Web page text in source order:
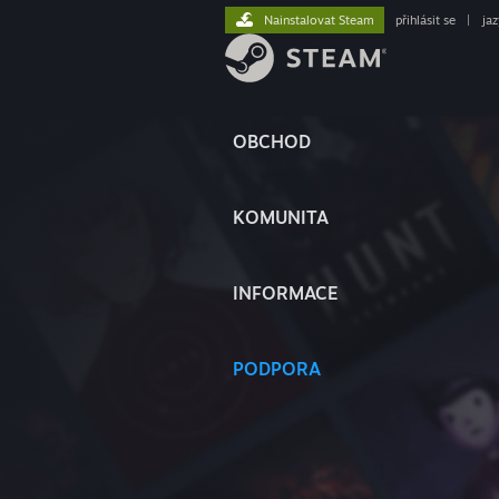
OBCHOD
KOMUNITA
INFORMACE
PODPORA
Nainstalovat Steam přihlásit se